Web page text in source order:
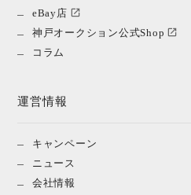
eBay店
神戸オークション公式Shop
コラム
運営情報
キャンペーン
ニュース
会社情報